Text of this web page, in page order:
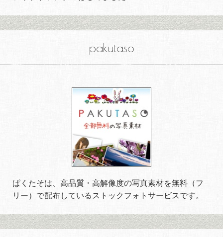
pakutaso
ぱくたそは、高品質・高解像度の写真素材を無料（フ
リー）で配布しているストックフォトサービスです。